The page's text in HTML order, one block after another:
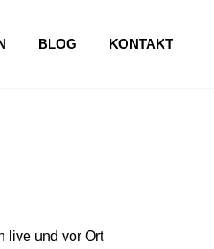
BLOG KONTAKT
live und vor Ort